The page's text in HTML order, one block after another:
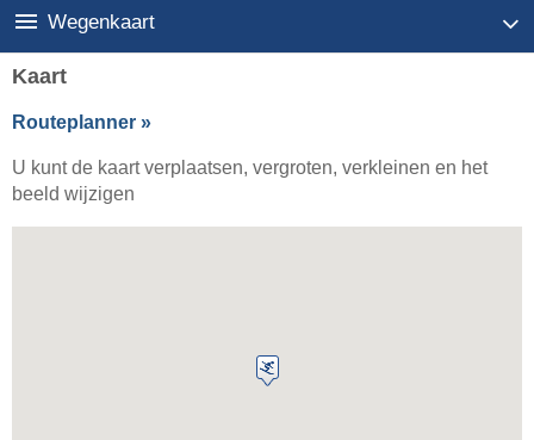
Wegenkaart
Kaart
Routeplanner »
U kunt de kaart verplaatsen, vergroten, verkleinen en het
beeld wijzigen